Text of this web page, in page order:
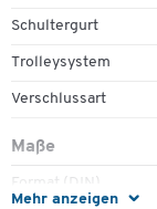
Mehr anzeigen
Schultergurt
Trolleysystem
Verschlussart
Maße
Format (DIN)